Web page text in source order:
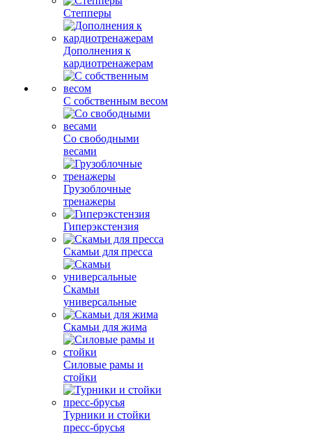
Степперы
Дополнения к
кардиотренажерам
С собственным весом
Со свободными
весами
Грузоблочные
тренажеры
Гиперэкстензия
Скамьи для пресса
Скамьи
универсальные
Скамьи для жима
Силовые рамы и
стойки
Турники и стойки
пресс-брусья